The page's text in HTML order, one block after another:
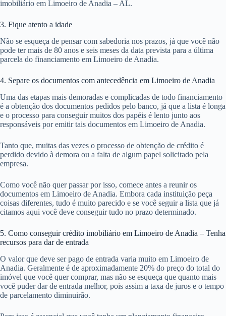
imobiliário em Limoeiro de Anadia – AL.
3. Fique atento a idade
Não se esqueça de pensar com sabedoria nos prazos, já que você não
pode ter mais de 80 anos e seis meses da data prevista para a última
parcela do financiamento em Limoeiro de Anadia.
4. Separe os documentos com antecedência em Limoeiro de Anadia
Uma das etapas mais demoradas e complicadas de todo financiamento
é a obtenção dos documentos pedidos pelo banco, já que a lista é longa
e o processo para conseguir muitos dos papéis é lento junto aos
responsáveis por emitir tais documentos em Limoeiro de Anadia.
Tanto que, muitas das vezes o processo de obtenção de crédito é
perdido devido à demora ou a falta de algum papel solicitado pela
empresa.
Como você não quer passar por isso, comece antes a reunir os
documentos em Limoeiro de Anadia. Embora cada instituição peça
coisas diferentes, tudo é muito parecido e se você seguir a lista que já
citamos aqui você deve conseguir tudo no prazo determinado.
5. Como conseguir crédito imobiliário em Limoeiro de Anadia – Tenha
recursos para dar de entrada
O valor que deve ser pago de entrada varia muito em Limoeiro de
Anadia. Geralmente é de aproximadamente 20% do preço do total do
imóvel que você quer comprar, mas não se esqueça que quanto mais
você puder dar de entrada melhor, pois assim a taxa de juros e o tempo
de parcelamento diminuirão.